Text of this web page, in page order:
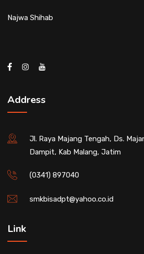
Najwa Shihab
Address
Jl. Raya Majang Tengah, Ds.
Dampit, Kab Malang, Jatim
(0341) 897040
smkbisadpt@yahoo.co.id
Link